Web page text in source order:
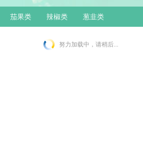
茄果类 辣椒类 葱韭类
努力加载中，请稍后...